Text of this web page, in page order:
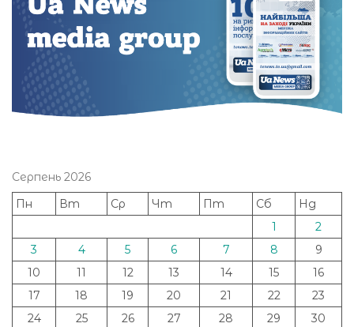
Серпень 2026
Пн
Вт Ср Чт Пт Сб
Нд
1
2
3
4 5 6 7 8
9
10
11 12 13 14 15
16
17
18 19 20 21 22
23
24
25 26 27 28 29
30